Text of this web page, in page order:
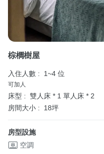
棕櫚樹屋
入住人數 : 1~4 位
可加人
床型 : 雙人床 * 1 單人床 * 2
房間大小 :
18坪
房型設施
空調